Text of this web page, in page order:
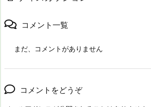
コメント一覧
まだ、コメントがありません
コメントをどうぞ